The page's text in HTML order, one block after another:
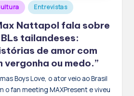
Entrevistas
Nattapol fala sobre
tailandeses:
de amor com
ou medo.”
Boys Love, o ator veio ao Brasil
o fan meeting MAXPresent e viveu